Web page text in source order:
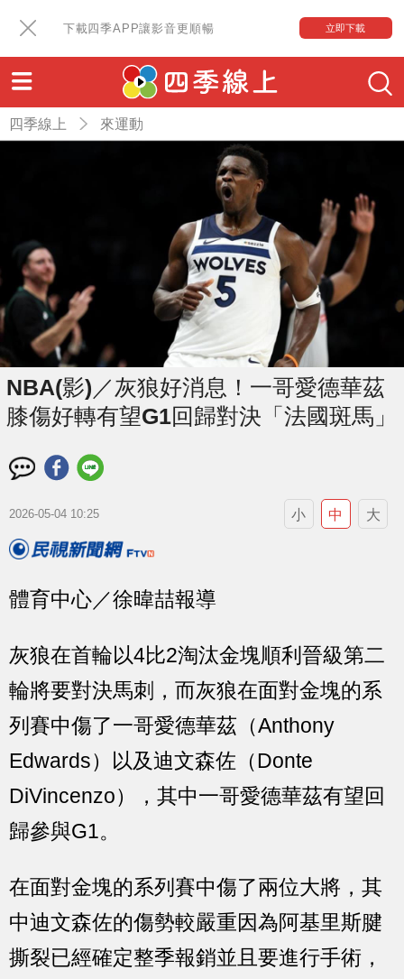
下載四季APP讓影音更順暢 立即下載
四季線上 來運動
NBA(影)／灰狼好消息！一哥愛德華茲
膝傷好轉有望G1回歸對決「法國斑馬」
2026-05-04 10:25 小 中 大
體育中心／徐暐喆報導
灰狼在首輪以4比2淘汰金塊順利晉級第二
輪將要對決馬刺，而灰狼在面對金塊的系
列賽中傷了一哥愛德華茲（Anthony
Edwards）以及迪文森佐（Donte
DiVincenzo），其中一哥愛德華茲有望回
歸參與G1。
在面對金塊的系列賽中傷了兩位大將，其
中迪文森佐的傷勢較嚴重因為阿基里斯腱
撕裂已經確定整季報銷並且要進行手術，